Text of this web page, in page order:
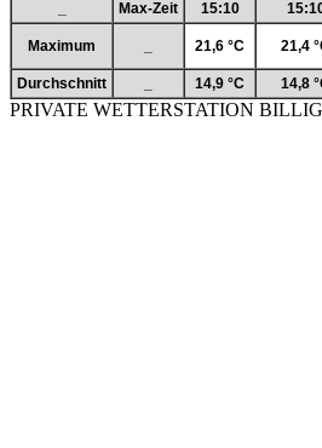
Max-Zeit 15:10
Maximum 21,6 °C 21,4
Durchschnitt 14,9 °C 14,8
PRIVATE WETTERSTATION